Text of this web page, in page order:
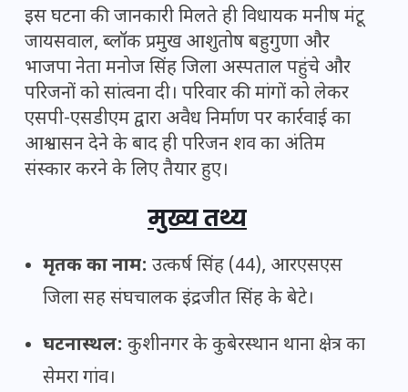
इस घटना की जानकारी मिलते ही विधायक मनीष मंटू
जायसवाल, ब्लॉक प्रमुख आशुतोष बहुगुणा और
भाजपा नेता मनोज सिंह जिला अस्पताल पहुंचे और
परिजनों को सांत्वना दी। परिवार की मांगों को लेकर
एसपी-एसडीएम द्वारा अवैध निर्माण पर कार्रवाई का
आश्वासन देने के बाद ही परिजन शव का अंतिम
संस्कार करने के लिए तैयार हुए।
मुख्य तथ्य
मृतक का नाम: उत्कर्ष सिंह (44), आरएसएस
जिला सह संघचालक इंद्रजीत सिंह के बेटे।
घटनास्थल: कुशीनगर के कुबेरस्थान थाना क्षेत्र का
सेमरा गांव।